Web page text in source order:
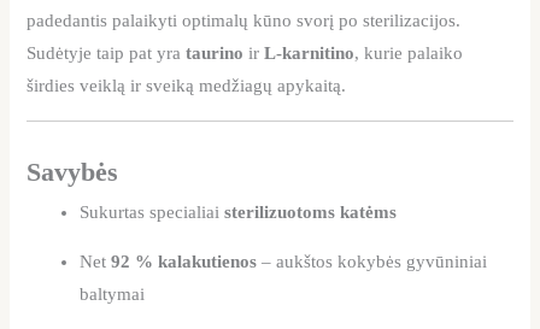
padedantis palaikyti optimalų kūno svorį po sterilizacijos.
Sudėtyje taip pat yrataurino irL-karnitino, kurie palaiko
širdies veiklą ir sveiką medžiagų apykaitą.
Savybės
Sukurtas specialiaisterilizuotoms katėms
Net92 % kalakutienos – aukštos kokybės gyvūniniai
baltymai